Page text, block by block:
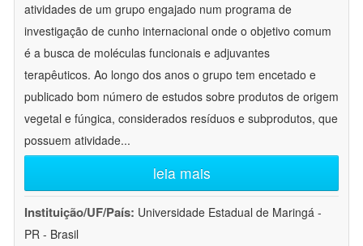
atividades de um grupo engajado num programa de
investigação de cunho internacional onde o objetivo comum
é a busca de moléculas funcionais e adjuvantes
terapêuticos. Ao longo dos anos o grupo tem encetado e
publicado bom número de estudos sobre produtos de origem
vegetal e fúngica, considerados resíduos e subprodutos, que
possuem atividade...
leia mais
Instituição/UF/País: Universidade Estadual de Maringá -
PR - Brasil